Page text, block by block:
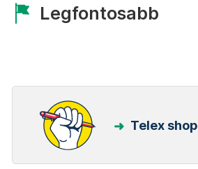
Legfontosabb
Telex shop